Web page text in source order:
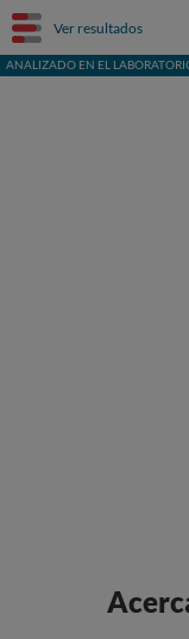
Ver resultados
ANALIZADO EN EL